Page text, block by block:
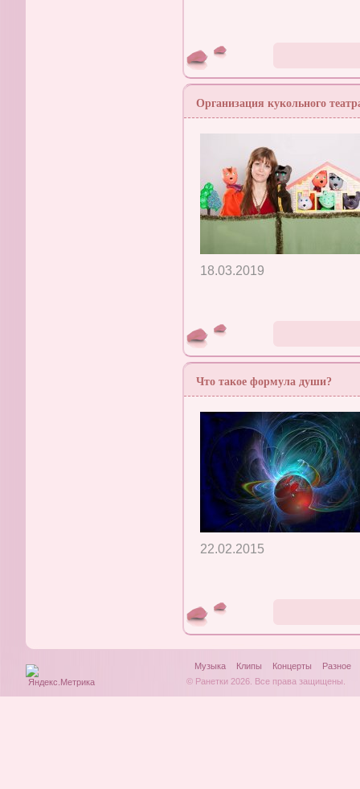
Организация кукольного
18.03.2019
Что такое формула души?
22.02.2015
Музыка Клипы Концерты
Разное
© Ранетки 2026. Все права защищены.